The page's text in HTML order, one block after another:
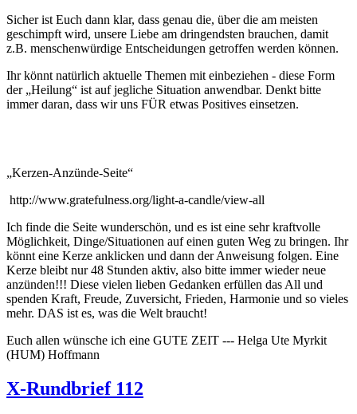
Sicher ist Euch dann klar, dass genau die, über die am meisten
geschimpft wird, unsere Liebe am dringendsten brauchen, damit
z.B. menschenwürdige Entscheidungen getroffen werden können.
Ihr könnt natürlich aktuelle Themen mit einbeziehen - diese Form
der „Heilung“ ist auf jegliche Situation anwendbar. Denkt bitte
immer daran, dass wir uns FÜR etwas Positives einsetzen.
„Kerzen-Anzünde-Seite“
http://www.gratefulness.org/light-a-candle/view-all
Ich finde die Seite wunderschön, und es ist eine sehr kraftvolle
Möglichkeit, Dinge/Situationen auf einen guten Weg zu bringen. Ihr
könnt eine Kerze anklicken und dann der Anweisung folgen. Eine
Kerze bleibt nur 48 Stunden aktiv, also bitte immer wieder neue
anzünden!!! Diese vielen lieben Gedanken erfüllen das All und
spenden Kraft, Freude, Zuversicht, Frieden, Harmonie und so vieles
mehr. DAS ist es, was die Welt braucht!
Euch allen wünsche ich eine GUTE ZEIT --- Helga Ute Myrkit
(HUM) Hoffmann
X-Rundbrief 112